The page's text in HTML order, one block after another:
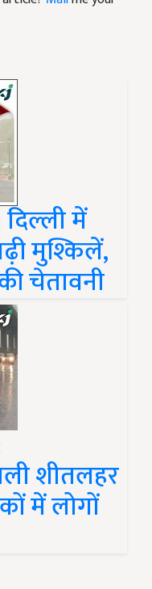
में
मुश्किलें,
चेतावनी
शीतलहर
में लोगों